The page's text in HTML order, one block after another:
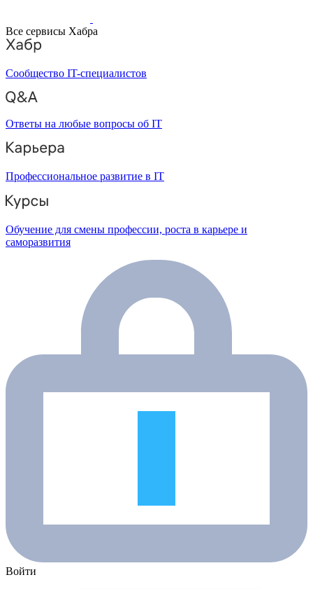
Все сервисы Хабра
Сообщество IT-специалистов
Ответы на любые вопросы об IT
Профессиональное развитие в IT
Обучение для смены профессии, роста в карьере и
саморазвития
Войти